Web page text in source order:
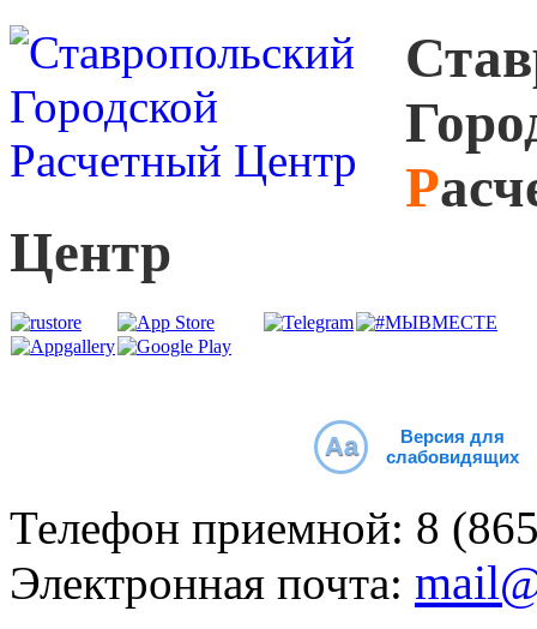
С
Г
Р
Центр
Aa
Версия для
слабовидящих
Телефон приемной: 8
Электронная почта: